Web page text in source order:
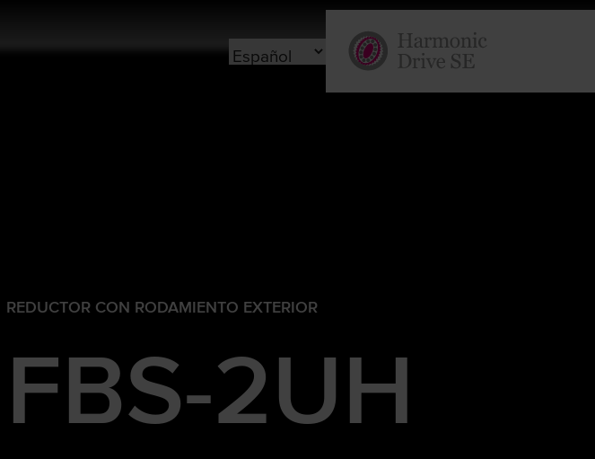
REDUCTOR CON RODAMIENTO EXTERIOR
FBS-2UH